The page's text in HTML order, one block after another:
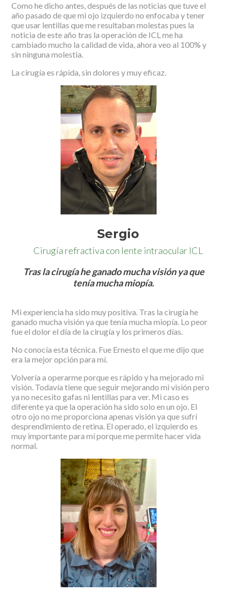
Como he dicho antes, después de las noticias que tuve el
año pasado de que mi ojo izquierdo no enfocaba y tener
que usar lentillas que me resultaban molestas pues la
noticia de este año tras la operación de ICL me ha
cambiado mucho la calidad de vida, ahora veo al 100% y
sin ninguna molestia.
La cirugía es rápida, sin dolores y muy eficaz.
Sergio
Cirugía refractiva con lente intraocular ICL
Tras la cirugía he ganado mucha visión ya que
tenía mucha miopía.
Mi experiencia ha sido muy positiva. Tras la cirugía he
ganado mucha visión ya que tenía mucha miopía. Lo peor
fue el dolor el día de la cirugía y los primeros días.
No conocía esta técnica. Fue Ernesto el que me dijo que
era la mejor opción para mí.
Volvería a operarme porque es rápido y ha mejorado mi
visión. Todavía tiene que seguir mejorando mi visión pero
ya no necesito gafas ni lentillas para ver. Mi caso es
diferente ya que la operación ha sido solo en un ojo. El
otro ojo no me proporciona apenas visión ya que sufrí
desprendimiento de retina. El operado, el izquierdo es
muy importante para mí porque me permite hacer vida
normal.